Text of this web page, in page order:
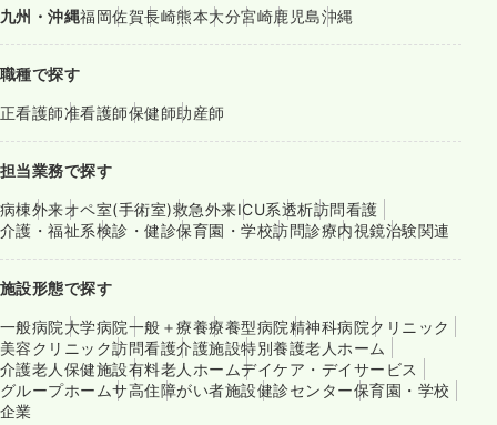
九州・沖縄福岡佐賀長崎熊本大分宮崎鹿児島沖縄
職種で探す
正看護師准看護師保健師助産師
担当業務で探す
病棟外来オペ室(手術室)救急外来ICU系透析訪問看護
介護・福祉系検診・健診保育園・学校訪問診療内視鏡治験関連
施設形態で探す
一般病院大学病院一般＋療養療養型病院精神科病院クリニック
美容クリニック訪問看護介護施設特別養護老人ホーム
介護老人保健施設有料老人ホームデイケア・デイサービス
グループホームサ高住障がい者施設健診センター保育園・学校
企業